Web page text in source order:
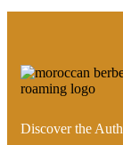
Discover the